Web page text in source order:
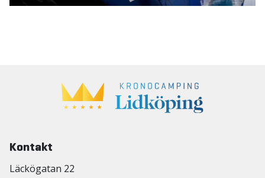
Kontakt
Läckögatan 22